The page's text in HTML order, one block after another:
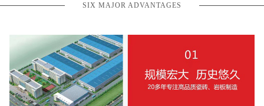
SIX MAJOR ADVANTAGES